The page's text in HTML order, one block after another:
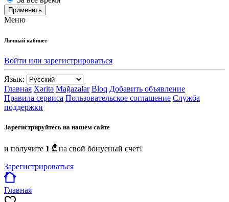
Применить
Меню
Личный кабинет
Войти или зарегистрироваться
Язык:
Главная Xəritə Mağazalar Bloq Добавить объявление
Правила сервиса Пользовательское соглашение Служба
поддержки
Зарегистрируйтесь на нашем сайте
и получите 1 ₾ на свой бонусный счет!
Зарегистрироваться
Главная